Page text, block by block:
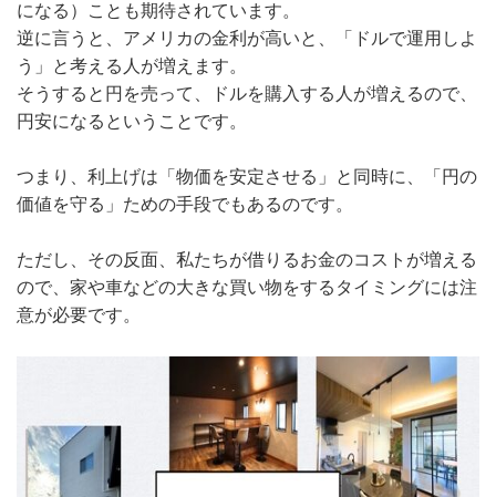
になる）ことも期待されています。
逆に言うと、アメリカの金利が高いと、「ドルで運用しよ
う」と考える人が増えます。
そうすると円を売って、ドルを購入する人が増えるので、
円安になるということです。
つまり、利上げは「物価を安定させる」と同時に、「円の
価値を守る」ための手段でもあるのです。
ただし、その反面、私たちが借りるお金のコストが増える
ので、家や車などの大きな買い物をするタイミングには注
意が必要です。